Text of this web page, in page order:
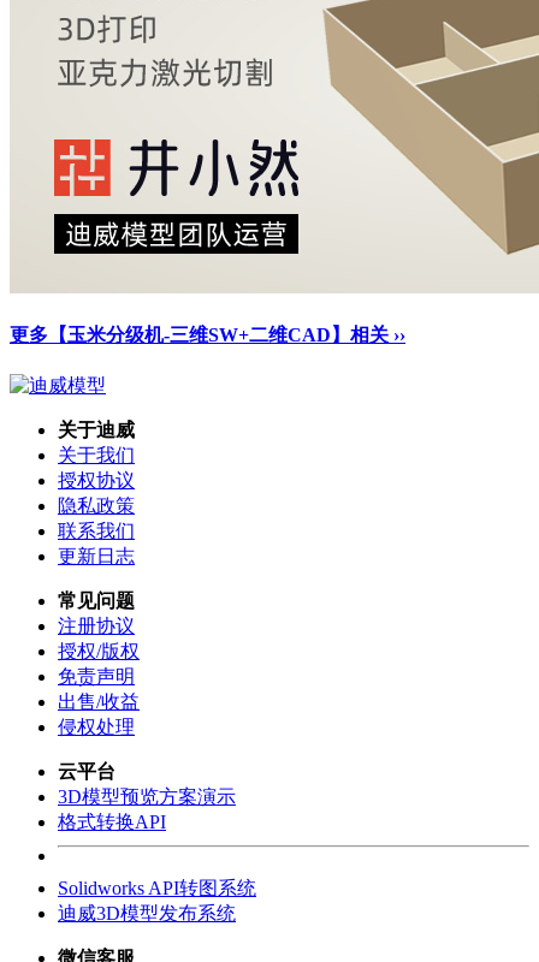
更多【玉米分级机-三维SW+二维CAD】相关 ››
关于迪威
关于我们
授权协议
隐私政策
联系我们
更新日志
常见问题
注册协议
授权/版权
免责声明
出售/收益
侵权处理
云平台
3D模型预览方案演示
格式转换API
Solidworks API转图系统
迪威3D模型发布系统